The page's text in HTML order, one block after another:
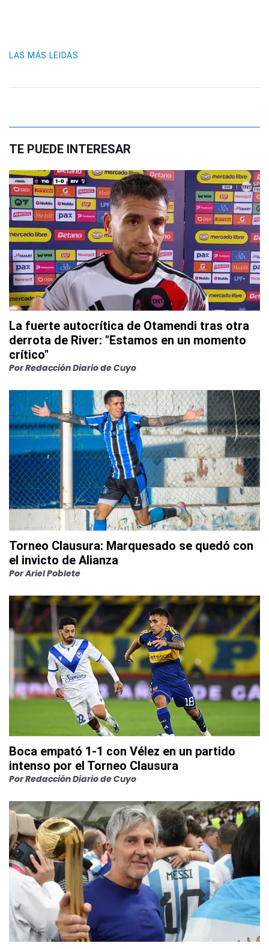
LAS MÁS LEIDAS
TE PUEDE INTERESAR
La fuerte autocrítica de Otamendi tras otra
derrota de River: "Estamos en un momento
crítico"
PorRedacción Diario de Cuyo
Torneo Clausura: Marquesado se quedó con
el invicto de Alianza
PorAriel Poblete
Boca empató 1-1 con Vélez en un partido
intenso por el Torneo Clausura
PorRedacción Diario de Cuyo